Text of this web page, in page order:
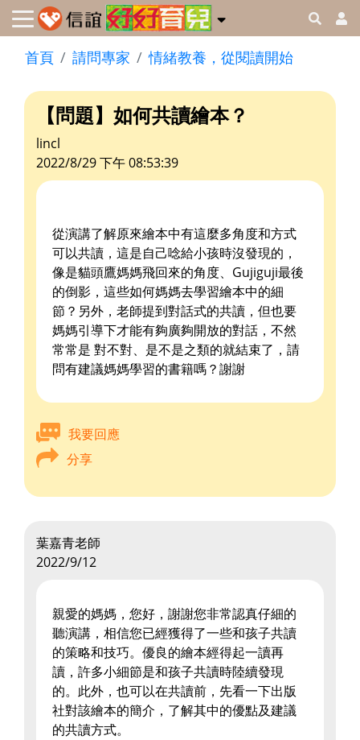
首頁 請問專家 情緒教養，從閱讀開始
【問題】如何共讀繪本？
lincl
2022/8/29 下午 08:53:39
從演講了解原來繪本中有這麼多角度和方式
可以共讀，這是自己唸給小孩時沒發現的，
像是貓頭鷹媽媽飛回來的角度、Gujiguji最後
的倒影，這些如何媽媽去學習繪本中的細
節？另外，老師提到對話式的共讀，但也要
媽媽引導下才能有夠廣夠開放的對話，不然
常常是 對不對、是不是之類的就結束了，請
問有建議媽媽學習的書籍嗎？謝謝
我要回應
分享
葉嘉青老師
2022/9/12
親愛的媽媽，您好，謝謝您非常認真仔細的
聽演講，相信您已經獲得了一些和孩子共讀
的策略和技巧。優良的繪本經得起一讀再
讀，許多小細節是和孩子共讀時陸續發現
的。此外，也可以在共讀前，先看一下出版
社對該繪本的簡介，了解其中的優點及建議
的共讀方式。